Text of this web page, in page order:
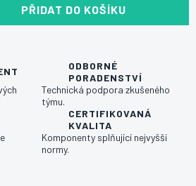
PŘIDAT DO KOŠÍKU
ODBORNÉ
PORADENSTVÍ
Technická podpora zkušeného
týmu.
CERTIFIKOVANÁ
KVALITA
Komponenty splňující nejvyšší
normy.